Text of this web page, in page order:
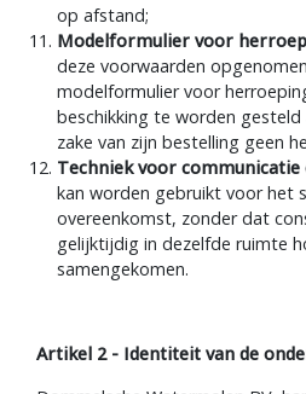
op afstand;
Modelformulier voor
deze voorwaarden
modelformulier voor
beschikking te worden
zake van zijn bestelling geen
Techniek voor
kan worden gebruikt voor het
overeenkomst, zonder dat
gelijktijdig in dezelfde ruimte
samengekomen.
Artikel 2 - Identiteit van de